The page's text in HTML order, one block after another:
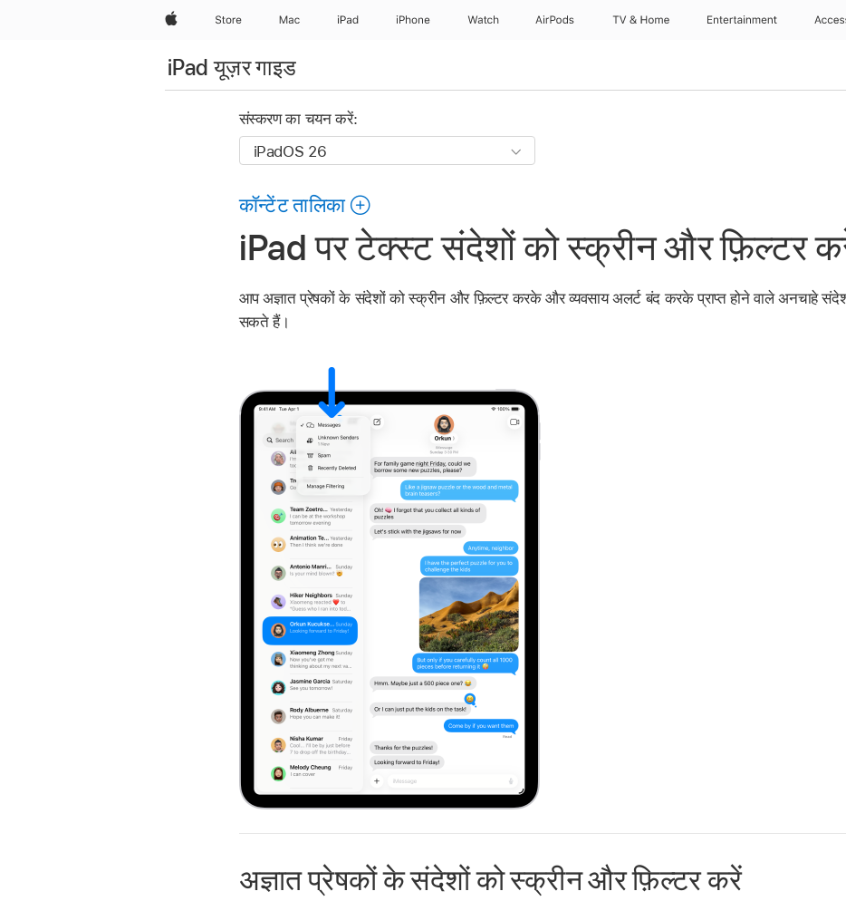
AppleStore Mac iPad iPhone Watch AirPods TV & Home Entertainment
iPad यूज़र गाइड
संस्करण का चयन करें:
कॉन्टेंट तालिका
iPad पर टेक्स्ट संदेशों को स्क्रीन और फ़िल्टर
आप अज्ञात प्रेषकों के संदेशों को स्क्रीन और फ़िल्टर करके और व्यवसाय अलर्ट बंद करके प्राप्त होने वाले अनचाहे
सकते हैं।
अज्ञात प्रेषकों के संदेशों को स्क्रीन और फ़िल्टर करें